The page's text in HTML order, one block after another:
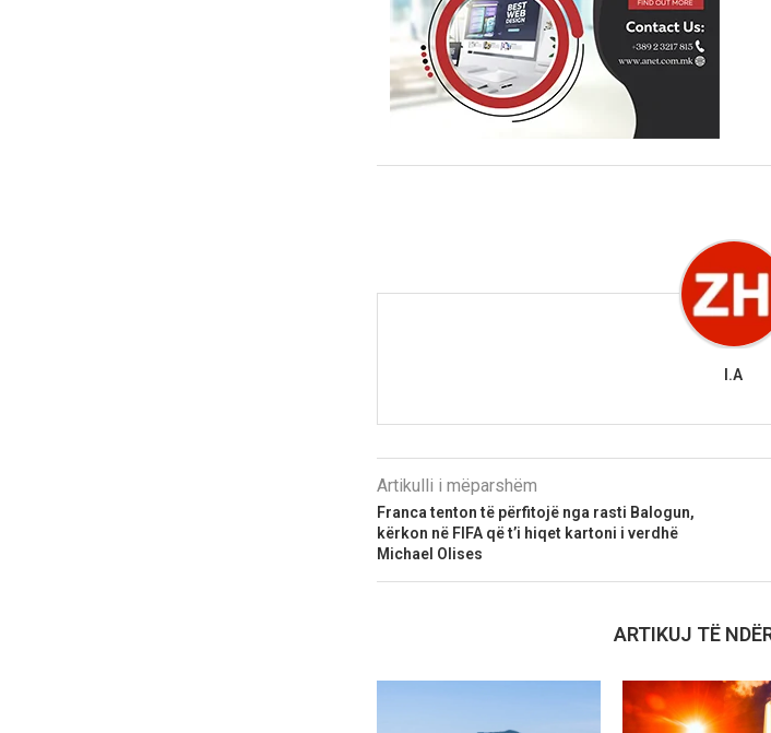
I.A
Artikulli i mëparshëm
Franca tenton të përfitojë nga rasti Balogun,
kërkon në FIFA që t’i hiqet kartoni i verdhë
Michael Olises
ARTIKUJ TË